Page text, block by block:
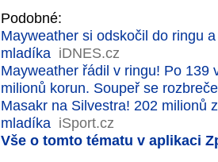
Podobné:
Mayweather si odskočil do ringu
mladíka iDNES.cz
Mayweather řádil v ringu! Po 139
milionů korun. Soupeř se
Masakr na Silvestra! 202 milionů
mladíka iSport.cz
Vše o tomto tématu v aplikaci